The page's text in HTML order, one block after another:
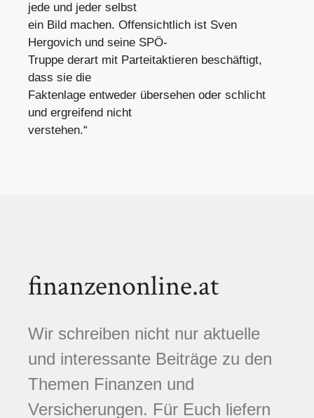
jede und jeder selbst
ein Bild machen. Offensichtlich ist Sven
Hergovich und seine SPÖ-
Truppe derart mit Parteitaktieren beschäftigt,
dass sie die
Faktenlage entweder übersehen oder schlicht
und ergreifend nicht
verstehen.“
finanzenonline.at
Wir schreiben nicht nur aktuelle
und interessante Beiträge zu den
Themen Finanzen und
Versicherungen. Für Euch liefern